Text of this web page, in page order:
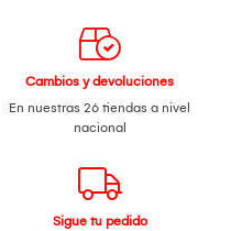
Cambios y devoluciones
En nuestras 26 tiendas a nivel
nacional
Sigue tu pedido